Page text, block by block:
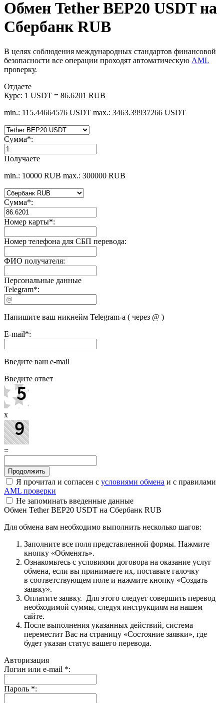
Обмен Tether BEP20 USDT на
Сбербанк RUB
В целях соблюдения международных стандартов финансовой
безопасности все операции проходят автоматическую AML
проверку.
Отдаете
Курс: 1 USDT = 86.6201 RUB
min.: 115.44664576 USDT max.: 3463.39937266 USDT
Сумма*:
Получаете
min.: 10000 RUB max.: 300000 RUB
Сумма*:
Номер карты*:
Номер телефона для СБП перевода:
ФИО получателя:
Персональные данные
Telegram*:
Напишите ваш никнейм Telegram-а ( через @ )
E-mail*:
Введите ваш e-mail
Введите ответ
x
=
Я прочитал и согласен с условиями обмена и с правилами
AML проверки
Не запоминать введенные данные
Обмен Tether BEP20 USDT на Сбербанк RUB
Для обмена вам необходимо выполнить несколько шагов:
Заполните все поля представленной формы. Нажмите
кнопку «Обменять».
Ознакомьтесь с условиями договора на оказание услуг
обмена, если вы принимаете их, поставьте галочку
в соответствующем поле и нажмите кнопку «Создать
заявку».
Оплатите заявку. Для этого следует совершить перевод
необходимой суммы, следуя инструкциям на нашем
сайте.
После выполнения указанных действий, система
переместит Вас на страницу «Состояние заявки», где
будет указан статус вашего перевода.
Авторизация
Логин или e-mail *:
Пароль *: